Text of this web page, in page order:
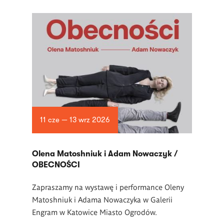
11 cze — 13 wrz 2026
Olena Matoshniuk i Adam Nowaczyk /
OBECNOŚCI
Zapraszamy na wystawę i performance Oleny
Matoshniuk i Adama Nowaczyka w Galerii
Engram w Katowice Miasto Ogrodów.